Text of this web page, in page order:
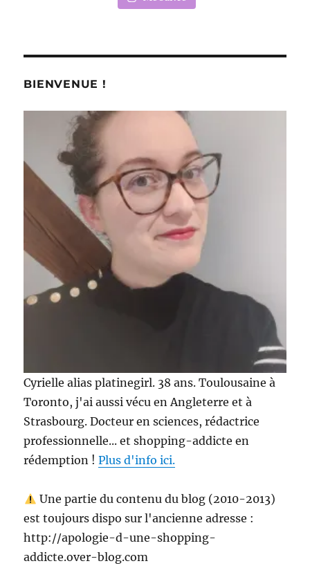
BIENVENUE !
Cyrielle alias platinegirl. 38 ans. Toulousaine à
Toronto, j'ai aussi vécu en Angleterre et à
Strasbourg. Docteur en sciences, rédactrice
professionnelle... et shopping-addicte en
rédemption !Plus d'info ici.
Une partie du contenu du blog (2010-2013)
est toujours dispo sur l'ancienne adresse :
http://apologie-d-une-shopping-
addicte.over-blog.com